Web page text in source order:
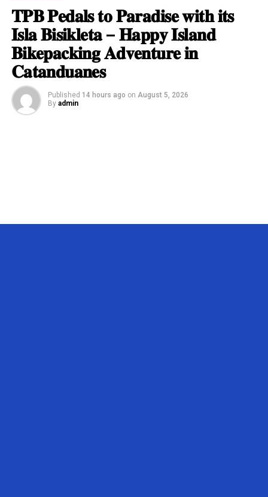
𝐓𝐏𝐁 𝐏𝐞𝐝𝐚𝐥𝐬 𝐭𝐨 𝐏𝐚𝐫𝐚𝐝𝐢𝐬𝐞 𝐰𝐢𝐭𝐡 𝐢𝐭𝐬
𝐈𝐬𝐥𝐚 𝐁𝐢𝐬𝐢𝐤𝐥𝐞𝐭𝐚 – 𝐇𝐚𝐩𝐩𝐲 𝐈𝐬𝐥𝐚𝐧𝐝
𝐁𝐢𝐤𝐞𝐩𝐚𝐜𝐤𝐢𝐧𝐠 𝐀𝐝𝐯𝐞𝐧𝐭𝐮𝐫𝐞 𝐢𝐧
𝐂𝐚𝐭𝐚𝐧𝐝𝐮𝐚𝐧𝐞𝐬
Published 14 hours ago on August 5, 2026
By admin